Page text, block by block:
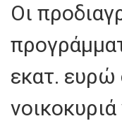
Οι
εκατ. ευρώ
νοικοκυριά